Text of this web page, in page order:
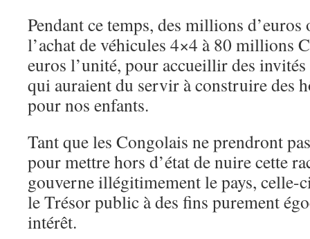
Pendant ce temps, des millions d’euros
l’achat de véhicules 4×4 à 80 millions
euros l’unité, pour accueillir des invités
qui auraient du servir à construire des
pour nos enfants.
Tant que les Congolais ne prendront
pour mettre hors d’état de nuire cette
gouverne illégitimement le pays, celle-
le Trésor public à des fins purement
intérêt.